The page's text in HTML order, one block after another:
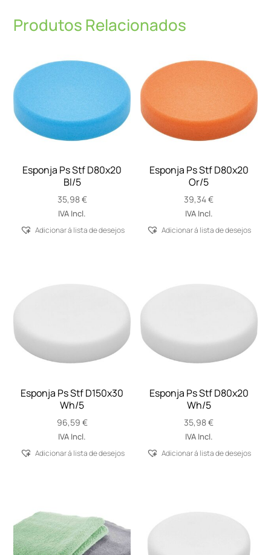
Produtos Relacionados
Esponja Ps Stf D80x20
Bl/5
35,98€
IVA Incl.
Adicionar á lista de desejos
Esponja Ps Stf D80x20
Or/5
39,34€
IVA Incl.
Adicionar á lista de desejos
Esponja Ps Stf D150x30
Wh/5
96,59 €
IVA Incl.
Adicionar á lista de desejos
Esponja Ps Stf D80x20
Wh/5
35,98€
IVA Incl.
Adicionar á lista de desejos